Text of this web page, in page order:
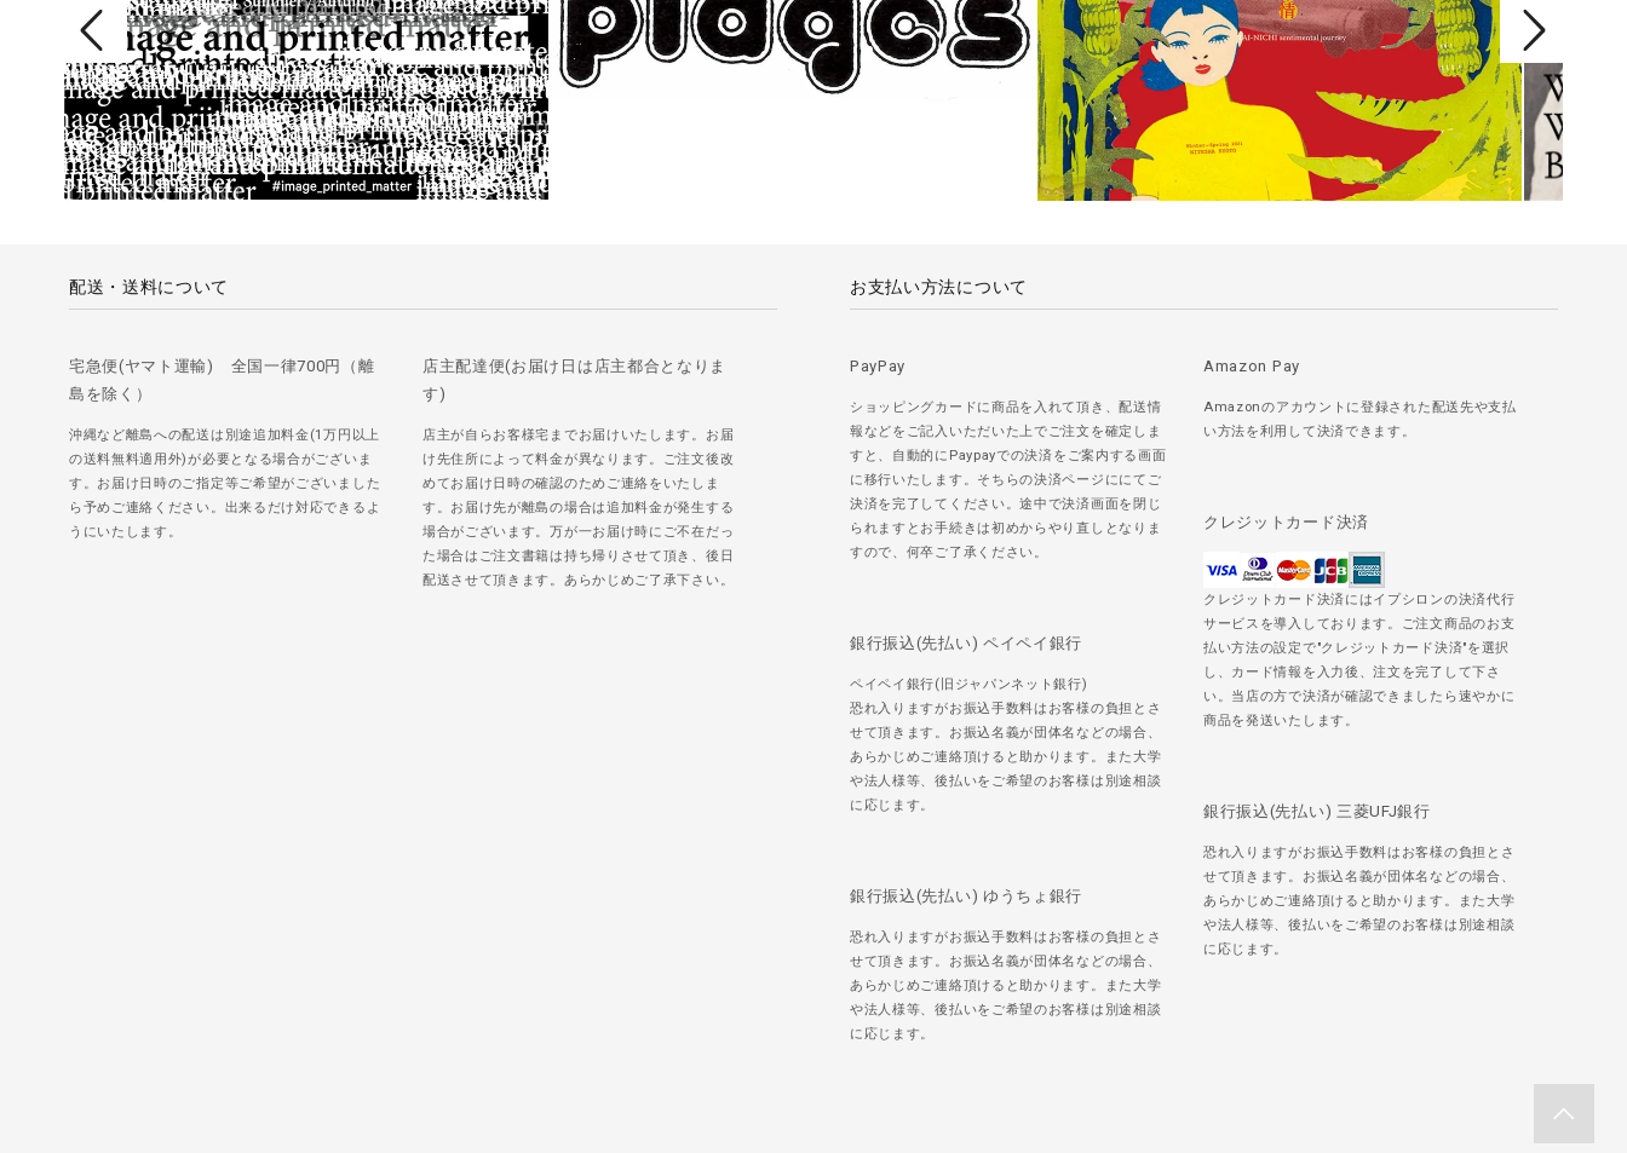
配送・送料について
宅急便(ヤマト運輸) 全国一律700円（離
島を除く）
沖縄など離島への配送は別途追加料金(1万円以上
の送料無料適用外)が必要となる場合がございま
す。お届け日時のご指定等ご希望がございました
ら予めご連絡ください。出来るだけ対応できるよ
うにいたします。
店主配達便(お届け日は店主都合となりま
す)
店主が自らお客様宅までお届けいたします。お届
け先住所によって料金が異なります。ご注文後改
めてお届け日時の確認のためご連絡をいたしま
す。お届け先が離島の場合は追加料金が発生する
場合がございます。万が一お届け時にご不在だっ
た場合はご注文書籍は持ち帰りさせて頂き、後日
配送させて頂きます。あらかじめご了承下さい。
お支払い方法について
PayPay
ショッピングカードに商品を入れて頂き、配送情
報などをご記入いただいた上でご注文を確定しま
すと、自動的にPaypayでの決済をご案内する画面
に移行いたします。そちらの決済ページににてご
決済を完了してください。途中で決済画面を閉じ
られますとお手続きは初めからやり直しとなりま
すので、何卒ご了承ください。
Amazon Pay
Amazonのアカウントに登録された配送先や支払
い方法を利用して決済できます。
クレジットカード決済
クレジットカード決済にはイプシロンの決済代行
サービスを導入しております。ご注文商品のお支
払い方法の設定で"クレジットカード決済"を選択
し、カード情報を入力後、注文を完了して下さ
い。当店の方で決済が確認できましたら速やかに
商品を発送いたします。
銀行振込(先払い) ペイペイ銀行
ペイペイ銀行(旧ジャパンネット銀行)
恐れ入りますがお振込手数料はお客様の負担とさ
せて頂きます。お振込名義が団体名などの場合、
あらかじめご連絡頂けると助かります。また大学
や法人様等、後払いをご希望のお客様は別途相談
に応じます。
銀行振込(先払い) 三菱UFJ銀行
恐れ入りますがお振込手数料はお客様の負担とさ
せて頂きます。お振込名義が団体名などの場合、
あらかじめご連絡頂けると助かります。また大学
や法人様等、後払いをご希望のお客様は別途相談
に応じます。
銀行振込(先払い) ゆうちょ銀行
恐れ入りますがお振込手数料はお客様の負担とさ
せて頂きます。お振込名義が団体名などの場合、
あらかじめご連絡頂けると助かります。また大学
や法人様等、後払いをご希望のお客様は別途相談
に応じます。